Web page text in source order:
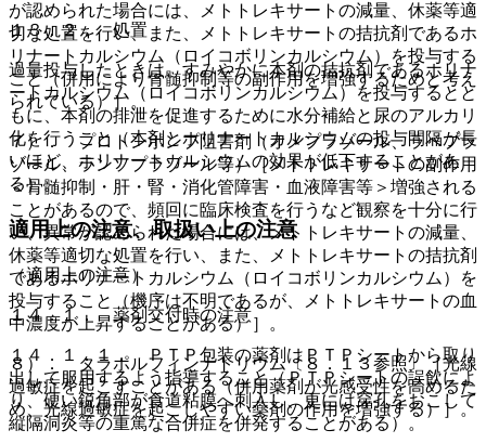
１３．２． 処置
過量投与したときは、すみやかに本剤の拮抗剤であるホリナ
ートカルシウム（ロイコボリンカルシウム）を投与するとと
もに、本剤の排泄を促進するために水分補給と尿のアルカリ
化を行うこと（本剤とホリナートカルシウムの投与間隔が長
いほど、ホリナートカルシウムの効果が低下することがあ
る）。
適用上の注意、取扱い上の注意
（適用上の注意）
１４．１． 薬剤交付時の注意
１４．１．１． ＰＴＰ包装の薬剤はＰＴＰシートから取り
出して服用するよう指導すること（ＰＴＰシートの誤飲によ
り、硬い鋭角部が食道粘膜へ刺入し、更には穿孔をおこして
縦隔洞炎等の重篤な合併症を併発することがある）。
が認められた場合には、メトトレキサートの減量、休薬等適
切な処置を行い、また、メトトレキサートの拮抗剤であるホ
リナートカルシウム（ロイコボリンカルシウム）を投与する
こと（併用により骨髄抑制等の副作用を増強するためと考え
られている）］。
７）． プロトンポンプ阻害剤（オメプラゾール、ラベプラ
ゾール、ランソプラゾール等）［メトトレキサートの副作用
＜骨髄抑制・肝・腎・消化管障害・血液障害等＞増強される
ことがあるので、頻回に臨床検査を行うなど観察を十分に行
い、異常が認められた場合には、メトトレキサートの減量、
休薬等適切な処置を行い、また、メトトレキサートの拮抗剤
であるホリナートカルシウム（ロイコボリンカルシウム）を
投与すること（機序は不明であるが、メトトレキサートの血
中濃度が上昇することがある）］。
８）． タラポルフィンナトリウム〔８．１３参照〕［光線
過敏症を起こすことがある（併用薬剤が光感受性を高めるた
め、光線過敏症を起こしやすい薬剤の作用を増強する）］。